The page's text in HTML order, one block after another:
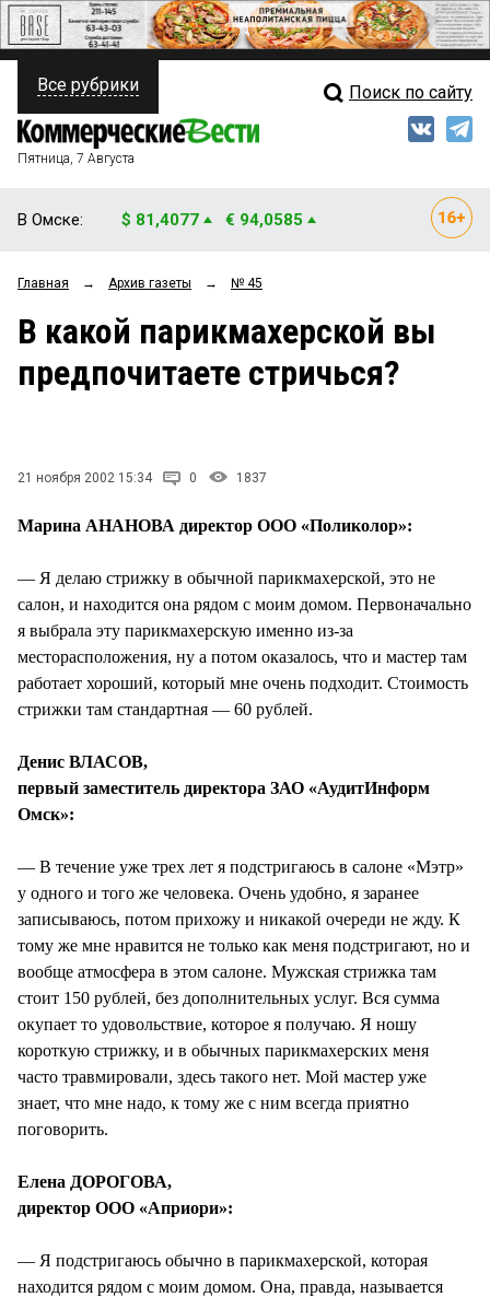
ПОЛИТИКА
ФИНАНСЫ
ОБЩЕСТВО
ЗАКОН
НОВОСТИ КОМПАНИЙ
СТИЛЬ ЖИЗНИ
Свежий выпуск
Рейтинги
Блоги
Все рубрики Поиск по сайту
Пятница, 7 Августа
В Омске: $ 81,4077 € 94,0585
Главная → Архив газеты → № 45
В какой парикмахерской вы
предпочитаете стричься?
21 ноября 2002 15:34 0 1837
Марина АНАНОВА директор ООО «Поликолор»:
— Я делаю стрижку в обычной парикмахерской, это не
салон, и находится она рядом с моим домом. Первоначально
я выбрала эту парикмахерскую именно из-за
месторасположения, ну а потом оказалось, что и мастер там
работает хороший, который мне очень подходит. Стоимость
стрижки там стандартная — 60 рублей.
Денис ВЛАСОВ,
первый заместитель директора ЗАО «АудитИнформ
Омск»:
— В течение уже трех лет я подстригаюсь в салоне «Мэтр»
у одного и того же человека. Очень удобно, я заранее
записываюсь, потом прихожу и никакой очереди не жду. К
тому же мне нравится не только как меня подстригают, но и
вообще атмосфера в этом салоне. Мужская стрижка там
стоит 150 рублей, без дополнительных услуг. Вся сумма
окупает то удовольствие, которое я получаю. Я ношу
короткую стрижку, и в обычных парикмахерских меня
часто травмировали, здесь такого нет. Мой мастер уже
знает, что мне надо, к тому же с ним всегда приятно
поговорить.
Елена ДОРОГОВА,
директор ООО «Априори»:
— Я подстригаюсь обычно в парикмахерской, которая
находится рядом с моим домом. Она, правда, называется